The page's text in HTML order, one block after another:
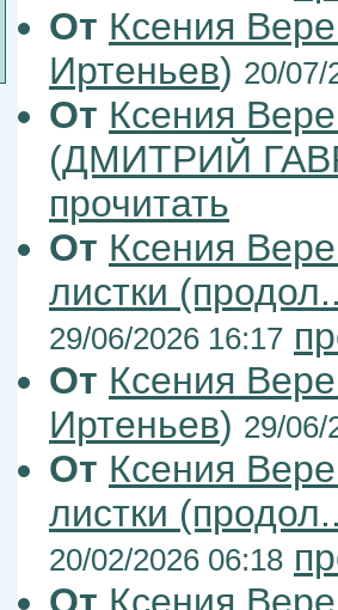
От Ксения
Иртеньев) 20/07/
От Ксения
(ДМИТРИЙ
прочитать
От Ксения
листки
29/06/2026 16:17
От Ксения
Иртеньев) 29/06/
От Ксения
листки
20/02/2026 06:18